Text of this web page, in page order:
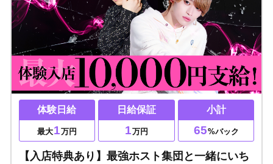
体験日給
最大1万円
日給保証
1万円
小計
65%バック
【入店特典あり】最強ホスト集団と一緒にいち